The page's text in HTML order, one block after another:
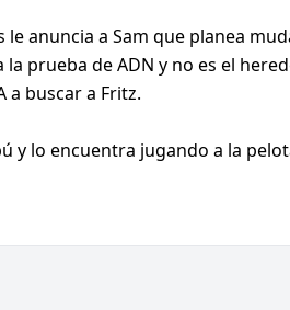
le anuncia a Sam que planea
prueba de ADN y no es el
a buscar a Fritz.
y lo encuentra jugando a la